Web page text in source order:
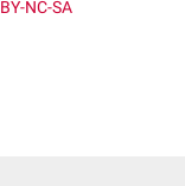
BY-NC-SA